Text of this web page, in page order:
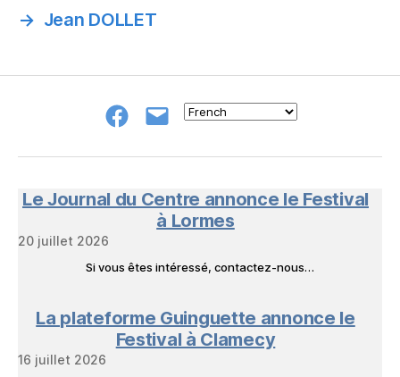
→ Jean DOLLET
Groupe
NeL
E-
à
Livres
Le Journal du Centre annonce le Festival
à Lormes
20 juillet 2026
Si vous êtes intéressé, contactez-nous…
La plateforme Guinguette annonce le
Festival à Clamecy
16 juillet 2026